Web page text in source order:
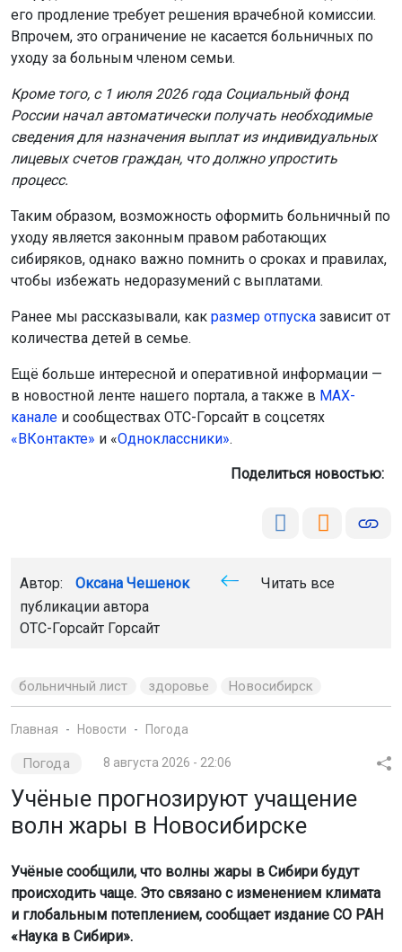
его продление требует решения врачебной комиссии.
Впрочем, это ограничение не касается больничных по
уходу за больным членом семьи.
Кроме того, с 1 июля 2026 года Социальный фонд
России начал автоматически получать необходимые
сведения для назначения выплат из индивидуальных
лицевых счетов граждан, что должно упростить
процесс.
Таким образом, возможность оформить больничный по
уходу является законным правом работающих
сибиряков, однако важно помнить о сроках и правилах,
чтобы избежать недоразумений с выплатами.
Ранее мы рассказывали, как размер отпуска зависит от
количества детей в семье.
Ещё больше интересной и оперативной информации —
в новостной ленте нашего портала, а также в МАХ-
канале и сообществах ОТС-Горсайт в соцсетях
«ВКонтакте» и «Одноклассники».
Поделиться новостью:
Автор: Оксана Чешенок
Читать все
публикации автора
ОТС-Горсайт Горсайт
больничный лист здоровье Новосибирск
Главная Новости Погода
Погода 8 августа 2026 - 22:06
Учёные прогнозируют учащение
волн жары в Новосибирске
Учёные сообщили, что волны жары в Сибири будут
происходить чаще. Это связано с изменением климата
и глобальным потеплением, сообщает издание СО РАН
«Наука в Сибири».